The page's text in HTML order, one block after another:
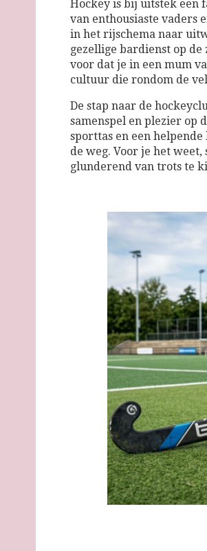
Hockey is bij uitstek een
van enthousiaste vaders
in het rijschema naar
gezellige bardienst op
voor dat je in een mum
cultuur die rondom de
De stap naar de
samenspel en plezier op
sporttas en een
de weg. Voor je het
glunderend van trots te